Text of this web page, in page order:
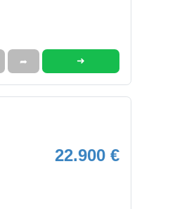
➦ ➜
22.900 €